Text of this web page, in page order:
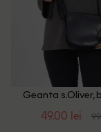
Geanta s.Oliver,
49.00 lei